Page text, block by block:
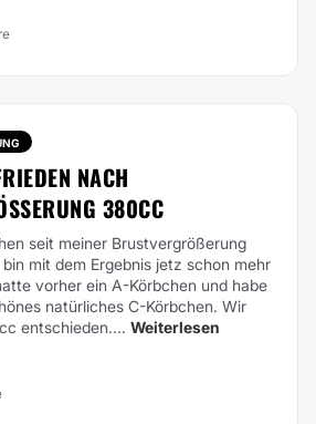
NACH
380CC
seit meiner Brustvergrößerung
mit dem Ergebnis jetz schon mehr
vorher ein A-Körbchen und habe
natürliches C-Körbchen. Wir
entschieden.... Weiterlesen